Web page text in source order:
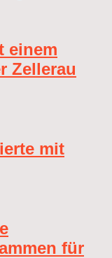
einem
Zellerau
mit
für